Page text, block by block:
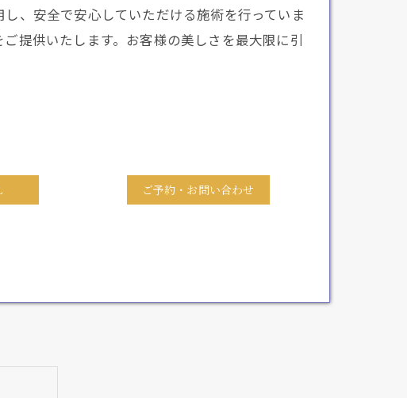
、安全で安心していただける施術を行っていま
提供いたします。お客様の美しさを最大限に引
ご予約・お問い合わせ